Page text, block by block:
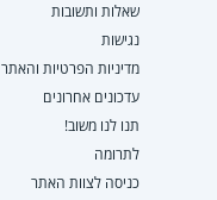
שאלות ותשובות
נגישות
מדיניות הפרטיות והאתר
עדכונים אחרונים
תנו לנו משוב!
לתרומה
כניסה לצוות האתר